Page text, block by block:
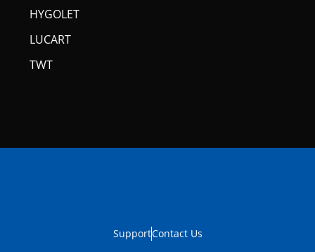
HYGOLET
LUCART
TWT
SupportContact Us